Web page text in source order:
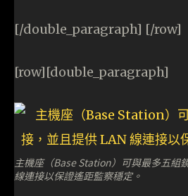
[/double_paragraph] [/row]
[row][double_paragraph]
主機座（Base Station）可與最多五組
線連接以保證遙距監察穩定。